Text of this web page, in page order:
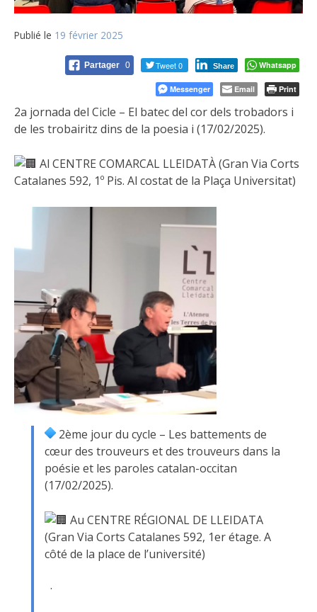
Publié le 19 février 2025
Partager 0 Tweet 0 Share Whatsapp
Messenger Email Print
2a jornada del Cicle – El batec del cor dels trobadors i
de les trobairitz dins de la poesia i (17/02/2025).
Al CENTRE COMARCAL LLEIDATÀ (Gran Via Corts
Catalanes 592, 1º Pis. Al costat de la Plaça Universitat)
2ème jour du cycle – Les battements de
cœur des trouveurs et des trouveurs dans la
poésie et les paroles catalan-occitan
(17/02/2025).
Au CENTRE RÉGIONAL DE LLEIDATA
(Gran Via Corts Catalanes 592, 1er étage. A
côté de la place de l’université)
·